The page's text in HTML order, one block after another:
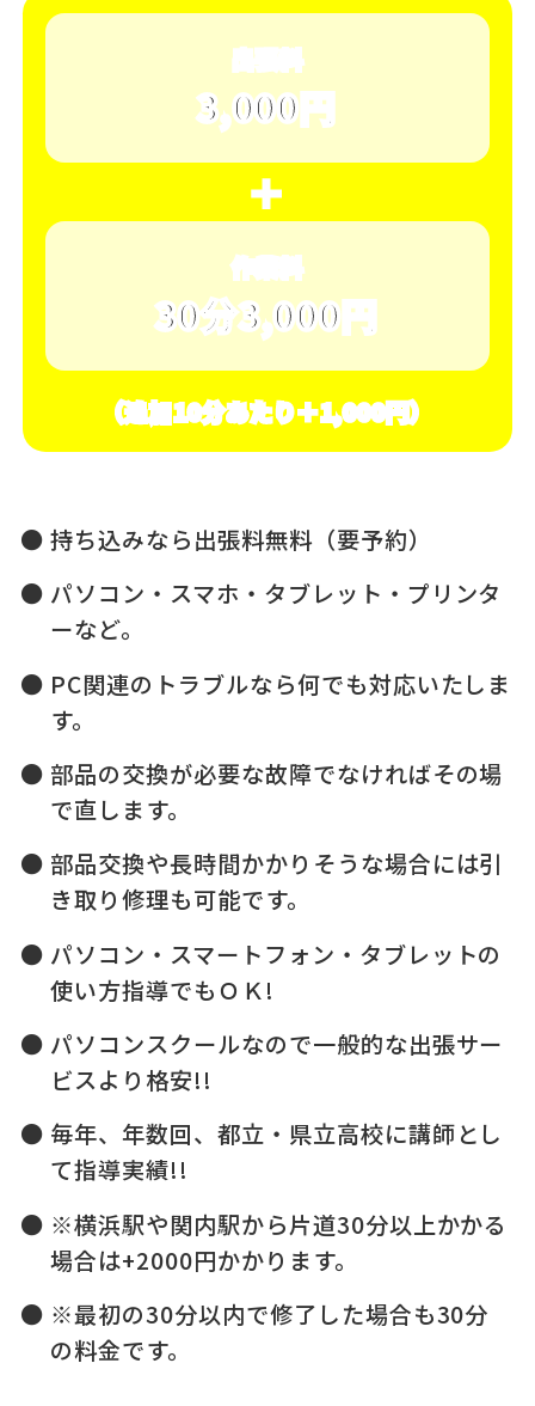
出張料
3,000円
＋
作業料
30分3,000円
（追加10分あたり＋1,000円）
持ち込みなら出張料無料（要予約）
パソコン・スマホ・タブレット・プリンタ
ーなど。
PC関連のトラブルなら何でも対応いたしま
す。
部品の交換が必要な故障でなければその場
で直します。
部品交換や長時間かかりそうな場合には引
き取り修理も可能です。
パソコン・スマートフォン・タブレットの
使い方指導でもＯＫ!
パソコンスクールなので一般的な出張サー
ビスより格安!!
毎年、年数回、都立・県立高校に講師とし
て指導実績!!
※横浜駅や関内駅から片道30分以上かかる
場合は+2000円かかります。
※最初の30分以内で修了した場合も30分
の料金です。